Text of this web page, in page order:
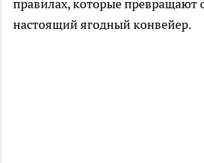
правилах, которые превращают
настоящий ягодный конвейер.